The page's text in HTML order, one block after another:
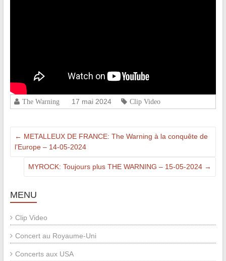
The Warning 17 mai 2024 Clip Video
← METALLEUX DE FRANCE: The Warning à la conquête de
l’Europe – 14-05-2024
MYROCK: Toujours plus THE WARNING – 15-05-2024 →
MENU
Clip Video
Concert au Royaume-Uni
Concerts aux USA